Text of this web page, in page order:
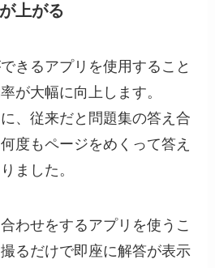
上がる
きるアプリを使用すること
が大幅に向上します。
、従来だと問題集の答え合
度もページをめくって答え
ました。
わせをするアプリを使うこ
るだけで即座に解答が表示